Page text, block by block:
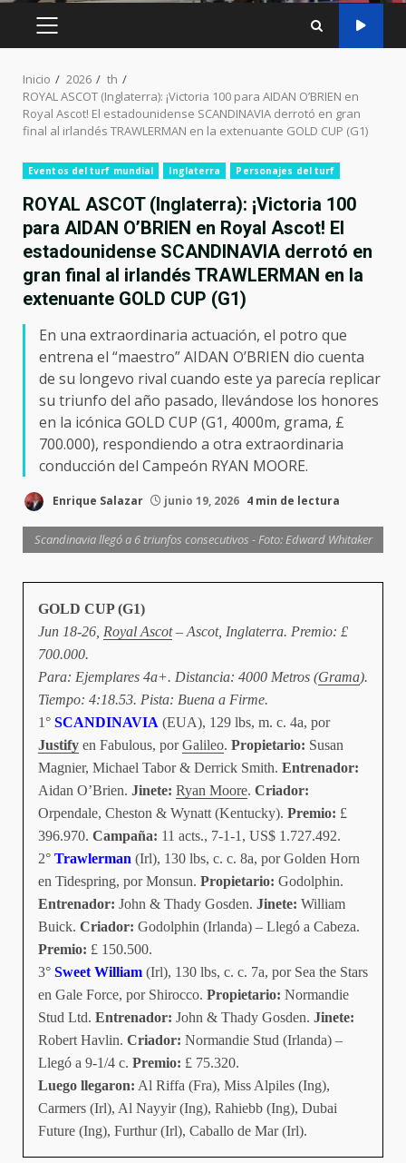
MENÚ
Inicio 2026
th
ROYAL ASCOT (Inglaterra): ¡Victoria 100 para AIDAN O’BRIEN en
Royal Ascot! El estadounidense SCANDINAVIA derrotó en gran
final al irlandés TRAWLERMAN en la extenuante GOLD CUP (G1)
Eventos del turf mundial Inglaterra Personajes del turf
ROYAL ASCOT (Inglaterra): ¡Victoria 100
para AIDAN O’BRIEN en Royal Ascot! El
estadounidense SCANDINAVIA derrotó en
gran final al irlandés TRAWLERMAN en la
extenuante GOLD CUP (G1)
En una extraordinaria actuación, el potro que
entrena el “maestro” AIDAN O’BRIEN dio cuenta
de su longevo rival cuando este ya parecía replicar
su triunfo del año pasado, llevándose los honores
en la icónica GOLD CUP (G1, 4000m, grama, £
700.000), respondiendo a otra extraordinaria
conducción del Campeón RYAN MOORE.
Enrique Salazar junio 19, 2026 4 min de lectura
Scandinavia llegó a 6 triunfos consecutivos - Foto: Edward Whitaker
GOLD CUP (G1)
Jun 18-26, Royal Ascot– Ascot, Inglaterra. Premio: £
700.000.
Para: Ejemplares 4a+. Distancia: 4000 Metros (Grama).
Tiempo: 4:18.53. Pista: Buena a Firme.
1° SCANDINAVIA (EUA), 129 lbs, m. c. 4a, por
Justify en Fabulous, porGalileo. Propietario: Susan
Magnier, Michael Tabor & Derrick Smith. Entrenador:
Aidan O’Brien. Jinete: Ryan Moore. Criador:
Orpendale, Cheston & Wynatt (Kentucky). Premio: £
396.970. Campaña: 11 acts., 7-1-1, US$ 1.727.492.
2° Trawlerman (Irl), 130 lbs, c. c. 8a, por Golden Horn
en Tidespring, por Monsun. Propietario: Godolphin.
Entrenador: John & Thady Gosden. Jinete: William
Buick. Criador: Godolphin (Irlanda) – Llegó a Cabeza.
Premio: £ 150.500.
3° Sweet William (Irl), 130 lbs, c. c. 7a, por Sea the Stars
en Gale Force, por Shirocco. Propietario: Normandie
Stud Ltd. Entrenador: John & Thady Gosden. Jinete:
Robert Havlin. Criador: Normandie Stud (Irlanda) –
Llegó a 9-1/4 c. Premio: £ 75.320.
Luego llegaron: Al Riffa (Fra), Miss Alpiles (Ing),
Carmers (Irl), Al Nayyir (Ing), Rahiebb (Ing), Dubai
Future (Ing), Furthur (Irl), Caballo de Mar (Irl).